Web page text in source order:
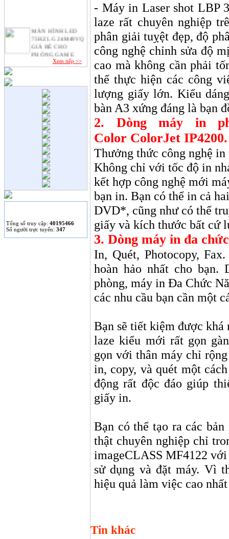
MÀN HÌNH LED
75HZ LG 24M49VQ
GIÁ RẺ CHO
PHÒNG GAME
Apple bán 48.000
Quy Trình SEO
website lên Top
Google.
HP giới thiệu máy tính
để bàn Stream và
Pavilion mini.
Hàng loạt Facebooker
lao đao vì trò “tri ân
khách hàng”.
Xem tiếp >>
Tống số truy cập: 40195466
Số người trực tuyến: 347
- Máy in Laser shot LBP
laze rất chuyên nghiệp
phân giải tuỵệt đẹp, độ
công nghệ chỉnh sửa độ
cao mà không cần phải
thể thực hiện các công
lượng giấy lớn. Kiểu
bàn A3 xứng đáng là bạn
2. Dòng máy in
Color ColorJet IP4200.
Thưởng thức công nghệ
Không chỉ với tốc độ in
kết hợp công nghệ mới
bạn in. Bạn có thể in cả
DVD*, cũng như có thể
giấy và kích thước bất cứ
3. Dòng máy in đa
In, Quét, Photocopy,
hoàn hảo nhất cho bạn.
phòng, máy in Đa Chức
các nhu cầu bạn cần một
Bạn sẽ tiết kiệm được
laze kiểu mới rất gọn
gọn với thân máy chỉ
in, copy, và quét một
động rất độc đáo giúp
giấy in.
Bạn có thể tạo ra các
thật chuyên nghiệp chỉ
imageCLASS MF4122
sử dụng và đặt máy. Vì
hiệu quả làm việc cao
Tin khác